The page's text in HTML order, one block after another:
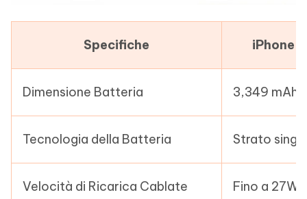
Specifiche iPhone
Dimensione Batteria 3,349 mAh
Tecnologia della Batteria Strato
Velocità di Ricarica Cablate Fino a 27W